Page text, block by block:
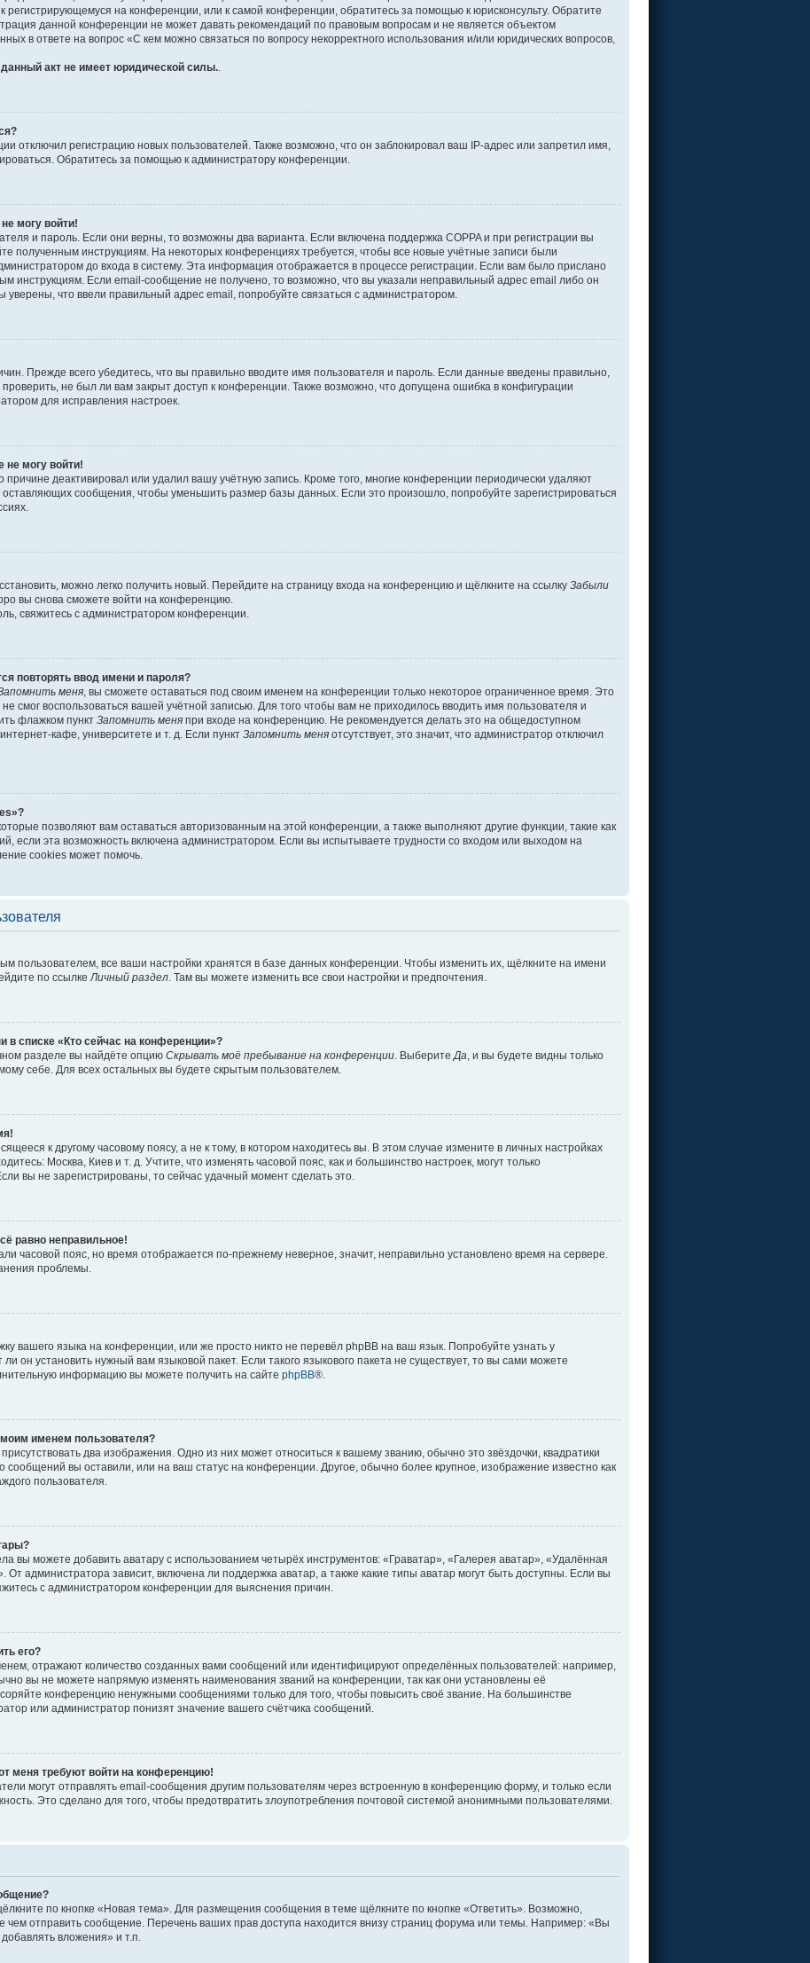
регистрирующемуся на конференции, или к самой конференции, обратитесь за помощью к юрисконсульту. Обратите
данной конференции не может давать рекомендаций по правовым вопросам и не является объектом
в ответе на вопрос «С кем можно связаться по вопросу некорректного использования и/или юридических вопросов,
акт не имеет юридической силы..
отключил регистрацию новых пользователей. Также возможно, что он заблокировал ваш IP-адрес или запретил имя,
Обратитесь за помощью к администратору конференции.
могу войти!
и пароль. Если они верны, то возможны два варианта. Если включена поддержка COPPA и при регистрации вы
полученным инструкциям. На некоторых конференциях требуется, чтобы все новые учётные записи были
до входа в систему. Эта информация отображается в процессе регистрации. Если вам было прислано
инструкциям. Если email-сообщение не получено, то возможно, что вы указали неправильный адрес email либо он
уверены, что ввели правильный адрес email, попробуйте связаться с администратором.
Прежде всего убедитесь, что вы правильно вводите имя пользователя и пароль. Если данные введены правильно,
не был ли вам закрыт доступ к конференции. Также возможно, что допущена ошибка в конфигурации
для исправления настроек.
не могу войти!
причине деактивировал или удалил вашу учётную запись. Кроме того, многие конференции периодически удаляют
сообщения, чтобы уменьшить размер базы данных. Если это произошло, попробуйте зарегистрироваться
можно легко получить новый. Перейдите на страницу входа на конференцию и щёлкните на ссылку Забыли
вы снова сможете войти на конференцию.
свяжитесь с администратором конференции.
повторять ввод имени и пароля?
меня, вы сможете оставаться под своим именем на конференции только некоторое ограниченное время. Это
смог воспользоваться вашей учётной записью. Для того чтобы вам не приходилось вводить имя пользователя и
флажком пункт Запомнить меня при входе на конференцию. Не рекомендуется делать это на общедоступном
кафе, университете и т. д. Если пункт Запомнить меня отсутствует, это значит, что администратор отключил
позволяют вам оставаться авторизованным на этой конференции, а также выполняют другие функции, такие как
если эта возможность включена администратором. Если вы испытываете трудности со входом или выходом на
cookies может помочь.
пользователем, все ваши настройки хранятся в базе данных конференции. Чтобы изменить их, щёлкните на имени
по ссылкеЛичный раздел. Там вы можете изменить все свои настройки и предпочтения.
в списке «Кто сейчас на конференции»?
разделе вы найдёте опцию Скрывать моё пребывание на конференции. ВыберитеДа, и вы будете видны только
себе. Для всех остальных вы будете скрытым пользователем.
к другому часовому поясу, а не к тому, в котором находитесь вы. В этом случае измените в личных настройках
Москва, Киев и т. д. Учтите, что изменять часовой пояс, как и большинство настроек, могут только
вы не зарегистрированы, то сейчас удачный момент сделать это.
равно неправильное!
часовой пояс, но время отображается по-прежнему неверное, значит, неправильно установлено время на сервере.
проблемы.
вашего языка на конференции, или же просто никто не перевёл phpBB на ваш язык. Попробуйте узнать у
он установить нужный вам языковой пакет. Если такого языкового пакета не существует, то вы сами можете
информацию вы можете получить на сайте phpBB®.
именем пользователя?
два изображения. Одно из них может относиться к вашему званию, обычно это звёздочки, квадратики
сообщений вы оставили, или на ваш статус на конференции. Другое, обычно более крупное, изображение известно как
пользователя.
вы можете добавить аватару с использованием четырёх инструментов: «Граватар», «Галерея аватар», «Удалённая
От администратора зависит, включена ли поддержка аватар, а также какие типы аватар могут быть доступны. Если вы
с администратором конференции для выяснения причин.
его?
отражают количество созданных вами сообщений или идентифицируют определённых пользователей: например,
вы не можете напрямую изменять наименования званий на конференции, так как они установлены её
конференцию ненужными сообщениями только для того, чтобы повысить своё звание. На большинстве
или администратор понизят значение вашего счётчика сообщений.
меня требуют войти на конференцию!
могут отправлять email-сообщения другим пользователям через встроенную в конференцию форму, и только если
Это сделано для того, чтобы предотвратить злоупотребления почтовой системой анонимными пользователями.
по кнопке «Новая тема». Для размещения сообщения в теме щёлкните по кнопке «Ответить». Возможно,
чем отправить сообщение. Перечень ваших прав доступа находится внизу страниц форума или темы. Например: «Вы
вложения» и т.п.